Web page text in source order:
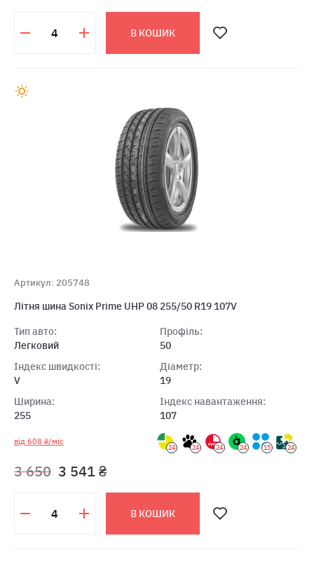
В КОШИК
Артикул: 205748
Лiтня шина Sonix Prime UHP 08 255/50 R19 107V
Тип авто:
Легковий
Індекс швидкості:
V
Ширина:
255
Профіль:
50
Діаметр:
19
Індекс навантаження:
107
від 608 ₴/міс
24 24 24 24 15 24
3 650 3 541 ₴
В КОШИК